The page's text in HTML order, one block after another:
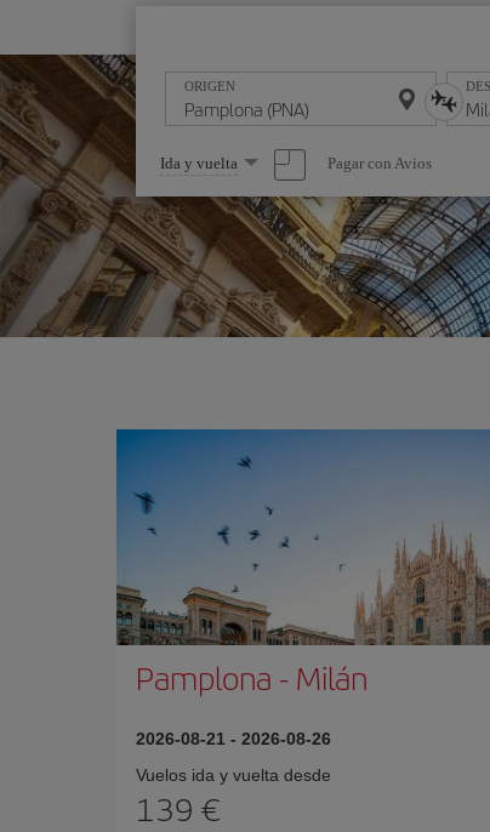
ORIGEN
Seleccione
una
opción
Ida y vuelta Pagar con Avios
Pamplona - Milán
2026-08-21 - 2026-08-26
Vuelos ida y vuelta desde
139 €